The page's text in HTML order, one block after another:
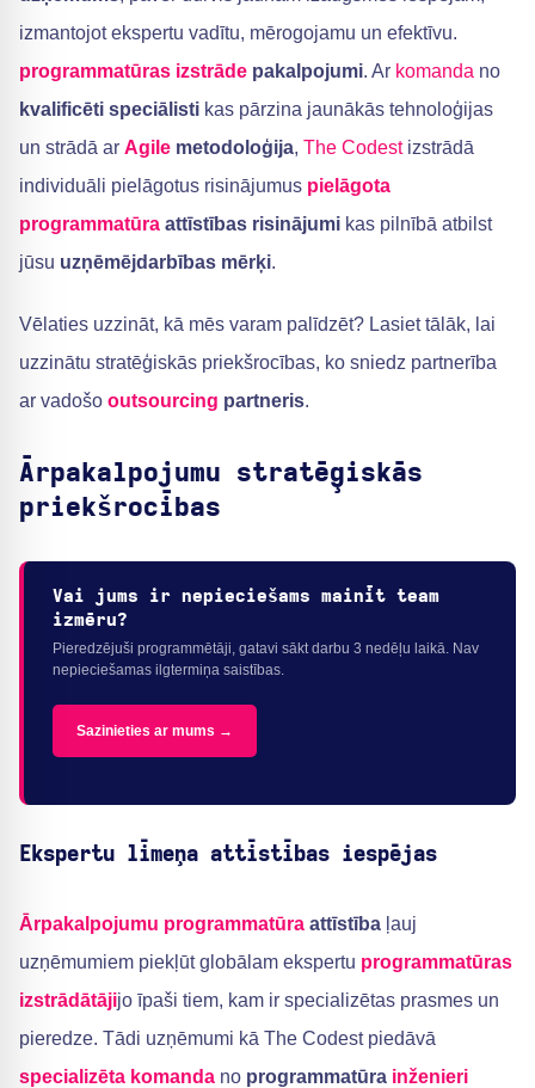
izmantojot ekspertu vadītu, mērogojamu un efektīvu.
programmatūras izstrāde pakalpojumi. Ar komanda no
kvalificēti speciālisti kas pārzina jaunākās tehnoloģijas
un strādā ar Agile metodoloģija, The Codestizstrādā
individuāli pielāgotus risinājumus pielāgota
programmatūra attīstības risinājumi kas pilnībā atbilst
jūsu uzņēmējdarbības mērķi.
Vēlaties uzzināt, kā mēs varam palīdzēt? Lasiet tālāk, lai
uzzinātu stratēģiskās priekšrocības, ko sniedz partnerība
ar vadošo outsourcing partneris.
Ārpakalpojumu stratēģiskās
priekšrocības
Vai jums ir nepieciešams mainīt team
izmēru?
Pieredzējuši programmētāji, gatavi sākt darbu 3 nedēļu laikā. Nav
nepieciešamas ilgtermiņa saistības.
Sazinieties ar mums →
Ekspertu līmeņa attīstības iespējas
Ārpakalpojumu programmatūra attīstība ļauj
uzņēmumiem piekļūt globālam ekspertu programmatūras
izstrādātājijo īpaši tiem, kam ir specializētas prasmes un
pieredze. Tādi uzņēmumi kā The Codest piedāvā
specializēta komanda no programmatūra inženieri